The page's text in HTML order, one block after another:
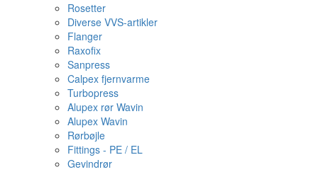
Rosetter
Diverse VVS-artikler
Flanger
Raxofix
Sanpress
Calpex fjernvarme
Turbopress
Alupex rør Wavin
Alupex Wavin
Rørbøjle
Fittings - PE / EL
Gevindrør